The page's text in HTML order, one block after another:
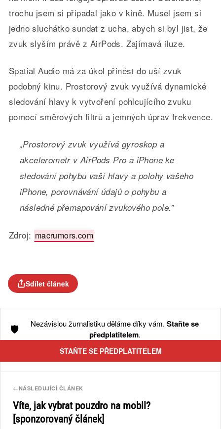
trochu jsem si připadal jako v kině. Musel jsem si
jedno sluchátko sundat z ucha, abych si byl jist, že
zvuk slyším právě z AirPods. Zajímavá iluze.
Spatial Audio má za úkol přinést do uší zvuk
podobný kinu. Prostorový zvuk využívá dynamické
sledování hlavy k vytvoření pohlcujícího zvuku
pomocí směrových filtrů a jemných úprav frekvence.
„Prostorový zvuk využívá gyroskop a
akcelerometr v ‌AirPods Pro‌ a iPhone ke
sledování pohybu vaší hlavy a polohy vašeho
‌iPhone‌, porovnávání údajů o pohybu a
následné přemapování zvukového pole.”
Zdroj: macrumors.com
Sdílet článek
🛡️ Nezávislou žurnalistiku děláme díky vám. Staňte se
předplatitelem.
STAŇTE SE PŘEDPLATITELEM
←NÁSLEDUJÍCÍ ČLÁNEK
Víte, jak vybrat pouzdro na mobil?
[sponzorovaný článek]